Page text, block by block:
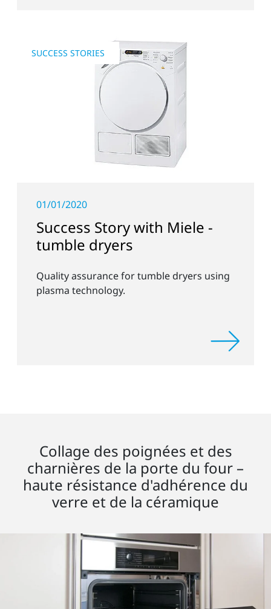
SUCCESS STORIES
01/01/2020
Success Story with Miele -
tumble dryers
Quality assurance for tumble dryers using
plasma technology.
Collage des poignées et des
charnières de la porte du four –
haute résistance d'adhérence du
verre et de la céramique